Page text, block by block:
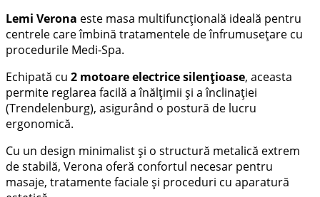
Lemi Verona este masa multifuncțională ideală pentru
centrele care îmbină tratamentele de înfrumusețare cu
procedurile Medi-Spa.
Echipată cu 2 motoare electrice silențioase, aceasta
permite reglarea facilă a înălțimii și a înclinației
(Trendelenburg), asigurând o postură de lucru
ergonomică.
Cu un design minimalist și o structură metalică extrem
de stabilă, Verona oferă confortul necesar pentru
masaje, tratamente faciale și proceduri cu aparatură